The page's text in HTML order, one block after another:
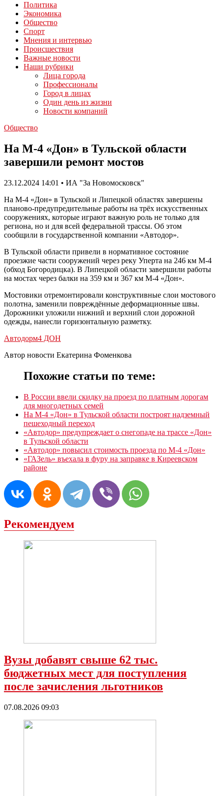
Политика
Экономика
Общество
Спорт
Мнения и интервью
Происшествия
Важные новости
Наши рубрики
Лица города
Профессионалы
Город в лицах
Один день из жизни
Новости компаний
Общество
На М-4 «Дон» в Тульской области
завершили ремонт мостов
23.12.2024 14:01 • ИА "За Новомосковск"
На М-4 «Дон» в Тульской и Липецкой областях завершены
планово-предупредительные работы на трёх искусственных
сооружениях, которые играют важную роль не только для
региона, но и для всей федеральной трассы. Об этом
сообщили в государственной компании «Автодор».
В Тульской области привели в нормативное состояние
проезжие части сооружений через реку Уперта на 246 км М-4
(обход Богородицка). В Липецкой области завершили работы
на мостах через балки на 359 км и 367 км М-4 «Дон».
Мостовики отремонтировали конструктивные слои мостового
полотна, заменили повреждённые деформационные швы.
Дорожники уложили нижний и верхний слои дорожной
одежды, нанесли горизонтальную разметку.
Автодорм4 ДОН
Автор новости Екатерина Фоменкова
Похожие статьи по теме:
В России ввели скидку на проезд по платным дорогам
для многодетных семей
На М-4 «Дон» в Тульской области построят надземный
пешеходный переход
«Автодор» предупреждает о снегопаде на трассе «Дон»
в Тульской области
«Автодор» повысил стоимость проезда по М-4 «Дон»
«ГАЗель» въехала в фуру на заправке в Киреевском
районе
Рекомендуем
Вузы добавят свыше 62 тыс.
бюджетных мест для поступления
после зачисления льготников
07.08.2026 09:03